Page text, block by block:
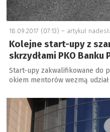
18.09.2017 (07:13) – artykuł
Kolejne start-upy z
skrzydłami PKO Banku
Start-upy zakwalifikowane do
okiem mentorów wezmą
a